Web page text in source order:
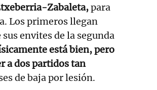
Zabaleta,para
Los primeros llegan
envites de la segunda
está bien, pero
a dos partidos tan
de baja por lesión.